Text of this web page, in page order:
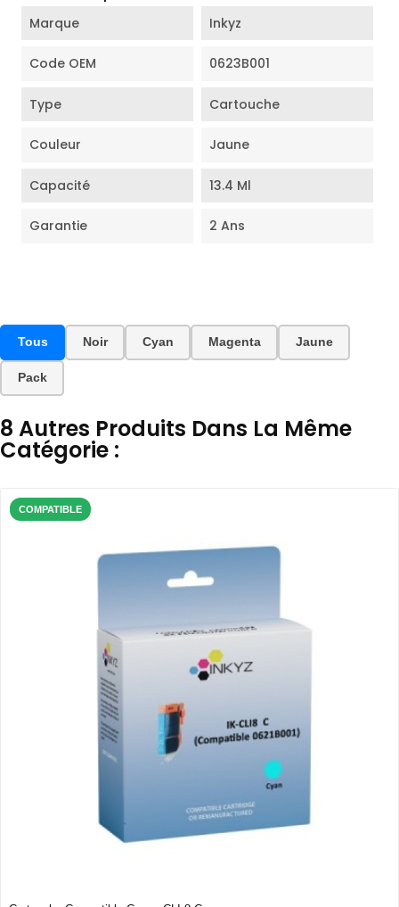
Marque Inkyz
Code OEM 0623B001
Type Cartouche
Couleur Jaune
Capacité 13.4 Ml
Garantie 2 Ans
Tous Noir Cyan Magenta Jaune
Pack
8 Autres Produits Dans La Même
Catégorie :
COMPATIBLE